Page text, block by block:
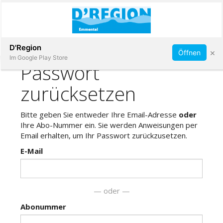
Immobilien
Veranstaltungen
Stellen
Abonnieren
D'Region
Im Google Play Store
Öffnen ×